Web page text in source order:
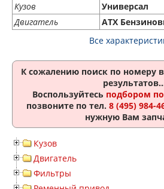
Кузов
Универсал
Двигатель
ATX
Все
К сожалению поиск по номеру
Воспользуйтесь подбором
позвоните по тел. 8 (495) 984-
нужную Вам
Кузов
Двигатель
Фильтры